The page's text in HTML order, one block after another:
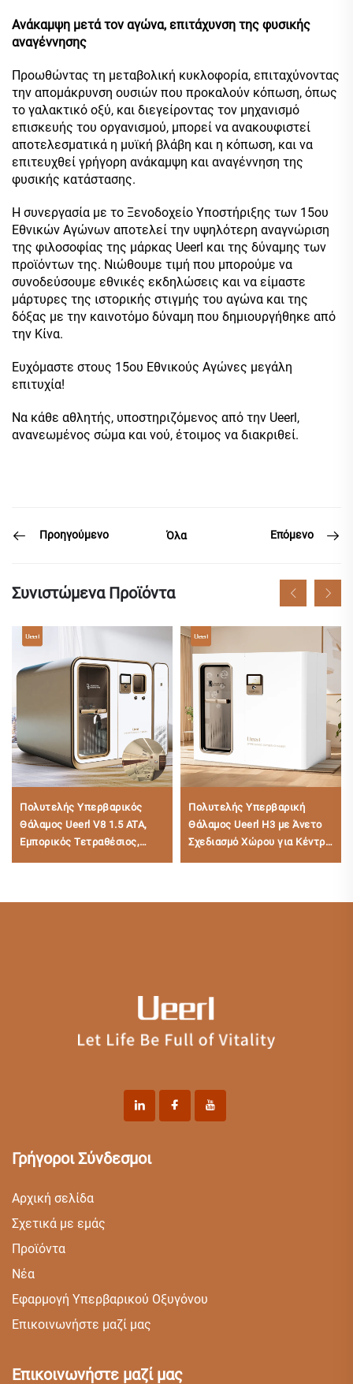
Ανάκαμψη μετά τον αγώνα, επιτάχυνση της φυσικής
αναγέννησης
Προωθώντας τη μεταβολική κυκλοφορία, επιταχύνοντας
την απομάκρυνση ουσιών που προκαλούν κόπωση, όπως
το γαλακτικό οξύ, και διεγείροντας τον μηχανισμό
επισκευής του οργανισμού, μπορεί να ανακουφιστεί
αποτελεσματικά η μυϊκή βλάβη και η κόπωση, και να
επιτευχθεί γρήγορη ανάκαμψη και αναγέννηση της
φυσικής κατάστασης.
Η συνεργασία με το Ξενοδοχείο Υποστήριξης των 15ου
Εθνικών Αγώνων αποτελεί την υψηλότερη αναγνώριση
της φιλοσοφίας της μάρκας Ueerl και της δύναμης των
προϊόντων της. Νιώθουμε τιμή που μπορούμε να
συνοδεύσουμε εθνικές εκδηλώσεις και να είμαστε
μάρτυρες της ιστορικής στιγμής του αγώνα και της
δόξας με την καινοτόμο δύναμη που δημιουργήθηκε από
την Κίνα.
Ευχόμαστε στους 15ου Εθνικούς Αγώνες μεγάλη
επιτυχία!
Να κάθε αθλητής, υποστηριζόμενος από την Ueerl,
ανανεωμένος σώμα και νού, έτοιμος να διακριθεί.
Προηγούμενο Όλα Επόμενο
Συνιστώμενα Προϊόντα
Πολυτελής Υπερβαρικός
Θάλαμος Ueerl V8 1.5 ATA,
Εμπορικός Τετραθέσιος,
Πολυτελής Υπερβαρική
Θάλαμος Ueerl H3 με Άνετο
Σχεδιασμό Χώρου για Κέντρο
Γρήγοροι Σύνδεσμοι
Αρχική σελίδα
Σχετικά με εμάς
Προϊόντα
Νέα
Εφαρμογή Υπερβαρικού Οξυγόνου
Επικοινωνήστε μαζί μας
Επικοινωνήστε μαζί μας